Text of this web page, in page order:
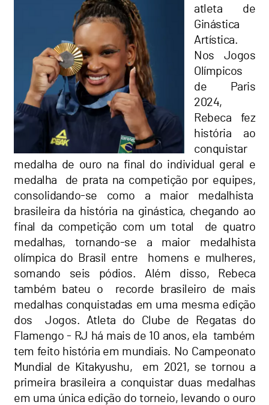
atleta de
Ginástica
Artística.
Nos Jogos
Olímpicos
de Paris
2024,
Rebeca fez
história ao
conquistar
medalha de ouro na final do individual geral e
medalha de prata na competição por equipes,
consolidando-se como a maior medalhista
brasileira da história na ginástica, chegando ao
final da competição com um total de quatro
medalhas, tornando-se a maior medalhista
olímpica do Brasil entre homens e mulheres,
somando seis pódios. Além disso, Rebeca
também bateu o recorde brasileiro de mais
medalhas conquistadas em uma mesma edição
dos Jogos. Atleta do Clube de Regatas do
Flamengo - RJ há mais de 10 anos, ela também
tem feito história em mundiais. No Campeonato
Mundial de Kitakyushu, em 2021, se tornou a
primeira brasileira a conquistar duas medalhas
em uma única edição do torneio, levando o ouro